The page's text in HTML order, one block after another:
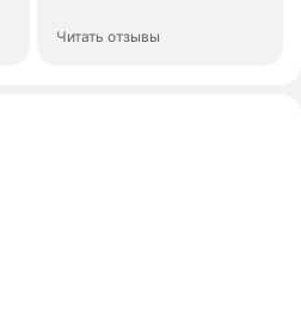
Читать отзывы